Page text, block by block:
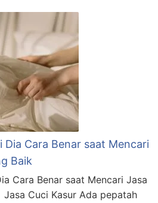
Dia Cara Benar saat Mencari
Baik
Cara Benar saat Mencari Jasa
Cuci Kasur Ada pepatah